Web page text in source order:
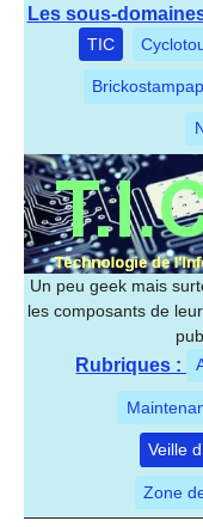
Les sous-
TIC
Un peu geek mais
les composants de
Rubriques :
Veille
Zone